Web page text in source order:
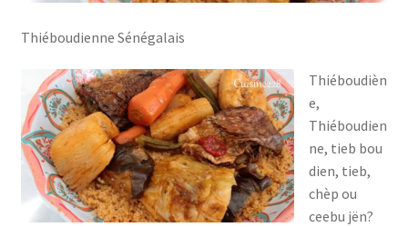
Thiéboudienne Sénégalais
Thiéboudièn
e,
Thiéboudien
ne, tieb bou
dien, tieb,
chèp ou
ceebu jën?